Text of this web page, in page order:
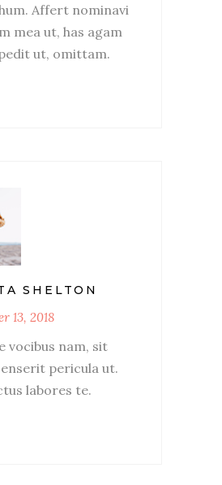
Affert nominavi
mea ut, has agam
ut, omittam.
SHELTON
13, 2018
vocibus nam, sit
pericula ut.
labores te.